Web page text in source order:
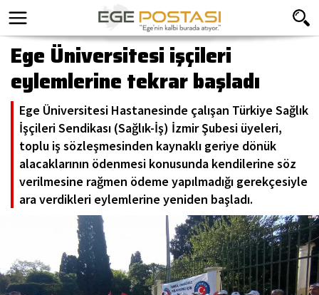
Ege Üniversitesi işçileri
eylemlerine tekrar başladı
Ege Üniversitesi Hastanesinde çalışan Türkiye Sağlık
İşçileri Sendikası (Sağlık-İş) İzmir Şubesi üyeleri,
toplu iş sözleşmesinden kaynaklı geriye dönük
alacaklarının ödenmesi konusunda kendilerine söz
verilmesine rağmen ödeme yapılmadığı gerekçesiyle
ara verdikleri eylemlerine yeniden başladı.